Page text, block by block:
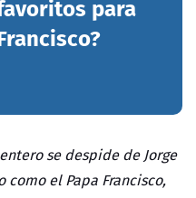
para
se despide de Jorge
el Papa Francisco,